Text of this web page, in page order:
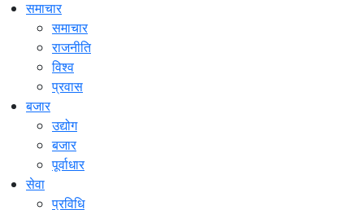
समाचार
समाचार
राजनीति
विश्व
प्रवास
बजार
उद्योग
बजार
पूर्वाधार
सेवा
प्रविधि